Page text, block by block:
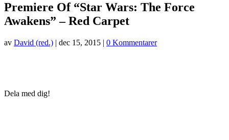
Premiere Of “Star Wars: The Force
Awakens” – Red Carpet
av David (red.) | dec 15, 2015 | 0 Kommentarer
Dela med dig!